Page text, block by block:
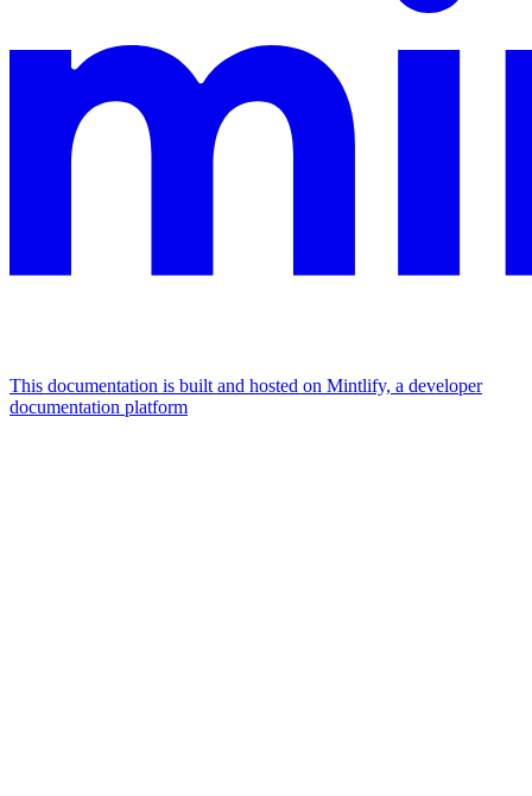
This documentation is built and hosted on Mintlify, a developer
documentation platform